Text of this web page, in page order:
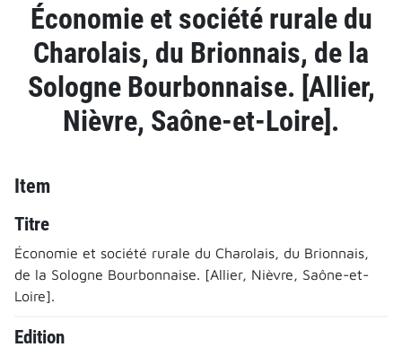
Économie et société rurale du
Charolais, du Brionnais, de la
Sologne Bourbonnaise. [Allier,
Nièvre, Saône-et-Loire].
Item
Titre
Économie et société rurale du Charolais, du Brionnais,
de la Sologne Bourbonnaise. [Allier, Nièvre, Saône-et-
Loire].
Edition